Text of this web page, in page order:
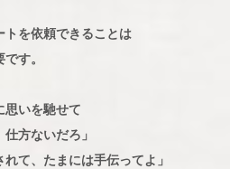
トを依頼できることは
す。
思いを馳せて
方ないだろ」
て、たまには手伝ってよ」